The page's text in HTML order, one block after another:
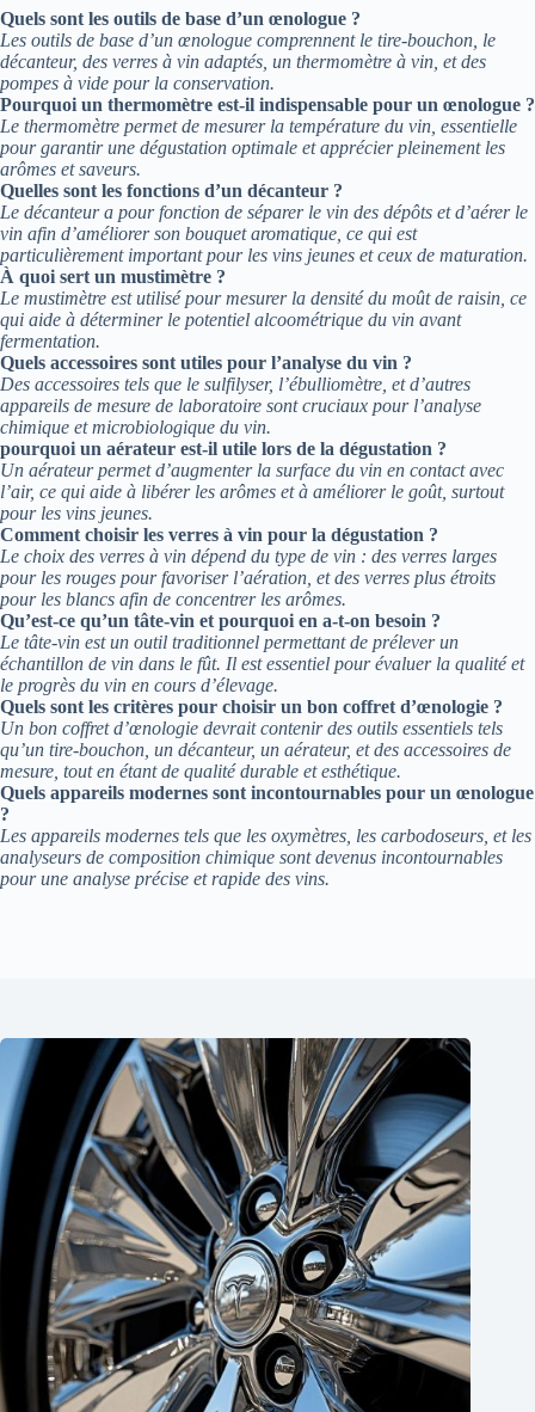
Quels sont les outils de base d’un œnologue ?
Les outils de base d’un œnologue comprennent le tire-bouchon, le
décanteur, des verres à vin adaptés, un thermomètre à vin, et des
pompes à vide pour la conservation.
Pourquoi un thermomètre est-il indispensable pour un œnologue ?
Le thermomètre permet de mesurer la température du vin, essentielle
pour garantir une dégustation optimale et apprécier pleinement les
arômes et saveurs.
Quelles sont les fonctions d’un décanteur ?
Le décanteur a pour fonction de séparer le vin des dépôts et d’aérer le
vin afin d’améliorer son bouquet aromatique, ce qui est
particulièrement important pour les vins jeunes et ceux de maturation.
À quoi sert un mustimètre ?
Le mustimètre est utilisé pour mesurer la densité du moût de raisin, ce
qui aide à déterminer le potentiel alcoométrique du vin avant
fermentation.
Quels accessoires sont utiles pour l’analyse du vin ?
Des accessoires tels que le sulfilyser, l’ébulliomètre, et d’autres
appareils de mesure de laboratoire sont cruciaux pour l’analyse
chimique et microbiologique du vin.
pourquoi un aérateur est-il utile lors de la dégustation ?
Un aérateur permet d’augmenter la surface du vin en contact avec
l’air, ce qui aide à libérer les arômes et à améliorer le goût, surtout
pour les vins jeunes.
Comment choisir les verres à vin pour la dégustation ?
Le choix des verres à vin dépend du type de vin : des verres larges
pour les rouges pour favoriser l’aération, et des verres plus étroits
pour les blancs afin de concentrer les arômes.
Qu’est-ce qu’un tâte-vin et pourquoi en a-t-on besoin ?
Le tâte-vin est un outil traditionnel permettant de prélever un
échantillon de vin dans le fût. Il est essentiel pour évaluer la qualité et
le progrès du vin en cours d’élevage.
Quels sont les critères pour choisir un bon coffret d’œnologie ?
Un bon coffret d’œnologie devrait contenir des outils essentiels tels
qu’un tire-bouchon, un décanteur, un aérateur, et des accessoires de
mesure, tout en étant de qualité durable et esthétique.
Quels appareils modernes sont incontournables pour un œnologue
?
Les appareils modernes tels que les oxymètres, les carbodoseurs, et les
analyseurs de composition chimique sont devenus incontournables
pour une analyse précise et rapide des vins.